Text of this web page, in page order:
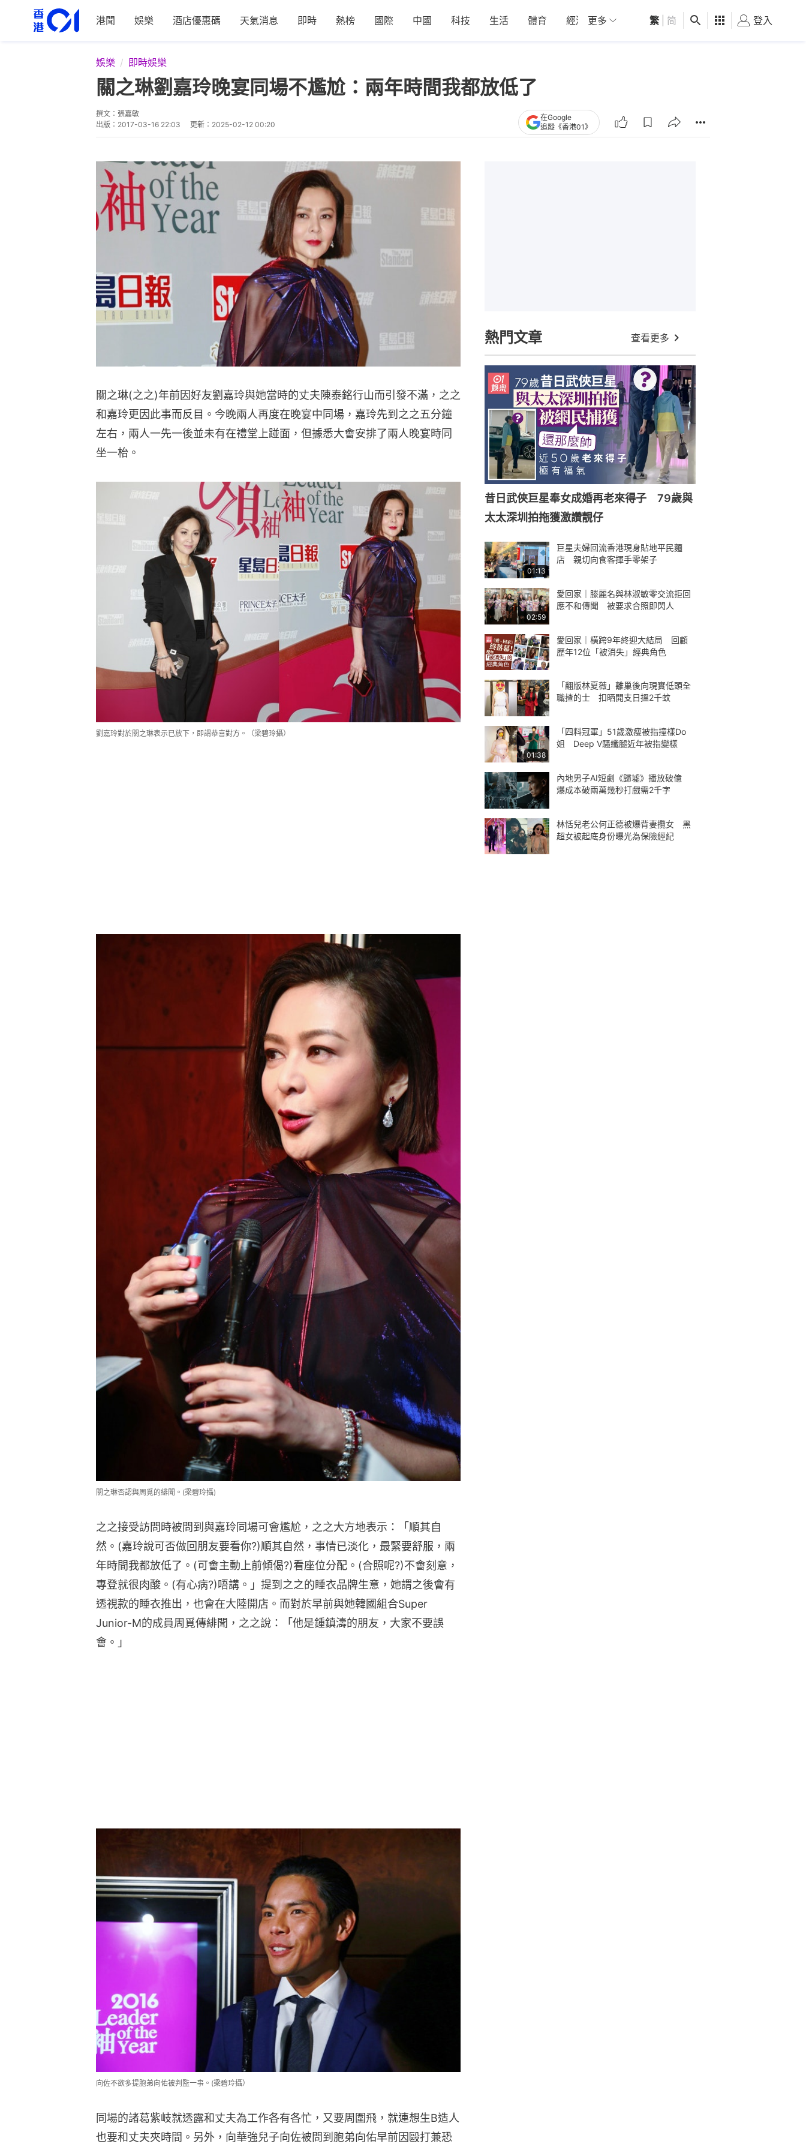
港聞 娛樂 酒店優惠碼 天氣消息 即時 熱榜 國際 中國 科技 生活 體育 經濟 01深圳 觀點 健康 好食玩飛
更多 繁 简 登入
娛樂 即時娛樂
關之琳劉嘉玲晚宴同場不尷尬：兩年時間我都放低了
撰文： 張嘉敏
出版： 2017-03-16 22:03 更新： 2025-02-12 00:20
在Google
追蹤《香港01》
關之琳(之之)年前因好友劉嘉玲與她當時的丈夫陳泰銘行山而引發不滿，之之
和嘉玲更因此事而反目。今晚兩人再度在晚宴中同場，嘉玲先到之之五分鐘
左右，兩人一先一後並未有在禮堂上踫面，但據悉大會安排了兩人晚宴時同
坐一枱。
劉嘉玲對於關之琳表示已放下，即謂恭喜對方。（梁碧玲攝）
關之琳否認與周覓的緋聞。(梁碧玲攝)
之之接受訪問時被問到與嘉玲同場可會尷尬，之之大方地表示：「順其自
然。(嘉玲說可否做回朋友要看你?)順其自然，事情已淡化，最緊要舒服，兩
年時間我都放低了。(可會主動上前傾偈?)看座位分配。(合照呢?)不會刻意，
專登就很肉酸。(有心病?)唔講。」提到之之的睡衣品牌生意，她謂之後會有
透視款的睡衣推出，也會在大陸開店。而對於早前與她韓國組合Super
Junior-M的成員周覓傳緋聞，之之說：「他是鍾鎮濤的朋友，大家不要誤
會。」
向佐不欲多提胞弟向佑被判監一事。(梁碧玲攝）
同場的諸葛紫岐就透露和丈夫為工作各有各忙，又要周圍飛，就連想生B造人
也要和丈夫夾時間。另外，向華強兒子向佐被問到胞弟向佑早前因毆打兼恐
熱門文章 查看更多
昔日武俠巨星奉女成婚再老來得子 79歲與
太太深圳拍拖獲激讚靚仔
01:13
巨星夫婦回流香港現身貼地平民麵
店 親切向食客揮手零架子
02:59
愛回家｜滕麗名與林淑敏零交流拒回
應不和傳聞 被要求合照即閃人
愛回家｜橫跨9年終迎大結局 回顧
歷年12位「被消失」經典角色
「翻版林夏薇」離巢後向現實低頭全
職揸的士 扣晒開支日搵2千蚊
01:38
「四料冠軍」51歲激瘦被指撞樣Do
姐 Deep V騷纖腿近年被指變樣
內地男子AI短劇《歸墟》播放破億
爆成本破兩萬幾秒打戲需2千字
林恬兒老公何正德被爆背妻攬女 黑
超女被起底身份曝光為保險經紀